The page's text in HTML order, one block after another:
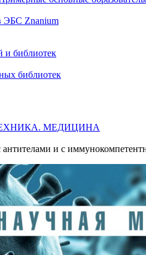
ЭБС Znanium
и библиотек
библиотек
МЕДИЦИНА
антителами и с